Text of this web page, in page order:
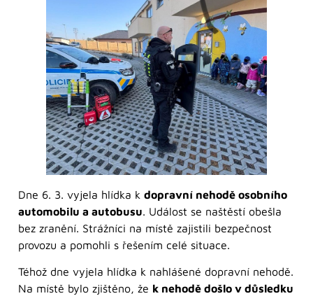
Dne 6. 3. vyjela hlídka k dopravní nehodě osobního
automobilu a autobusu. Událost se naštěstí obešla
bez zranění. Strážníci na místě zajistili bezpečnost
provozu a pomohli s řešením celé situace.
Téhož dne vyjela hlídka k nahlášené dopravní nehodě.
Na místě bylo zjištěno, že k nehodě došlo v důsledku